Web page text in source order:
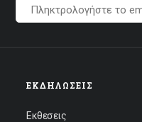
ΕΚΔΗΛΏΣΕΙΣ
Εκθεσεις